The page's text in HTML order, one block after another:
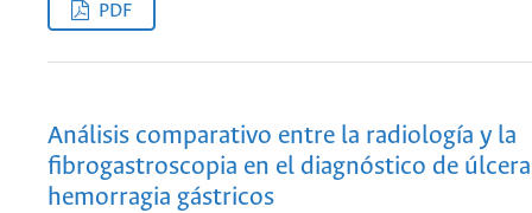
PDF
Análisis comparativo entre la radiología y la
fibrogastroscopia en el diagnóstico de
hemorragia gástricos